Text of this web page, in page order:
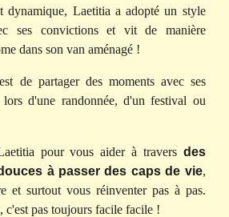
dynamique, Laetitia a adopté un style
ses convictions et vitde manière
dansson van aménagé !
de partager des moments avec ses
d'une randonnée, d'un festival ou
pour vous aider à travers des
à passer des caps de vie,
et surtout vous réinventer pas à pas.
c'est pas toujours facile facile !